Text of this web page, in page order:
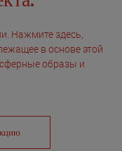
Нажмите здесь,
в основе этой
образы и